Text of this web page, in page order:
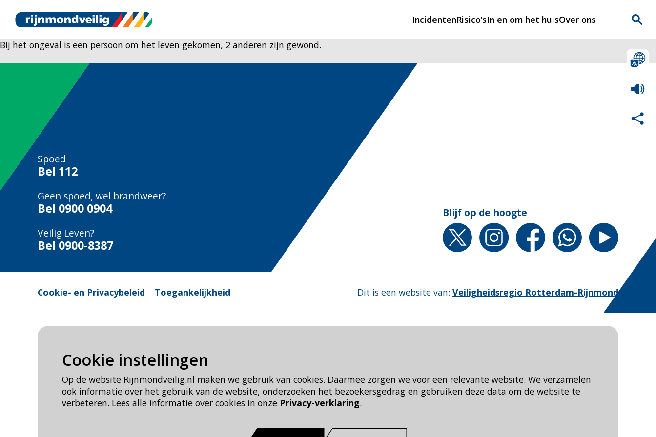
Cookie instellingen
Op de website Rijnmondveilig.nl maken we gebruik van cookies. Daarmee zorgen we voor een relevante website. We verzamelen
ook informatie over het gebruik van de website, onderzoeken het bezoekersgedrag en gebruiken deze data om de website te
verbeteren. Lees alle informatie over cookies in onze Privacy-verklaring.
Incidenten
Hulpdiensten nodig?
CIN-meldingen
Risico’sIn en om het huisOver ons
Bij het ongeval is een persoon om het leven gekomen, 2 anderen zijn gewond.
Spoed
Bel 112
Geen spoed, wel brandweer?
Bel 0900 0904
Veilig Leven?
Bel 0900-8387
Blijf op de hoogte
Cookie- en Privacybeleid Toegankelijkheid Dit is een website van: Veiligheidsregio Rotterdam-Rijnmond